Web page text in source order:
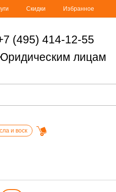
Скидки Избранное
(495) 414-12-55
лицам
и воск